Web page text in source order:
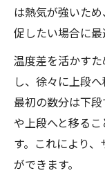
は熱気が強いた
促したい場合に最
温度差を活かす
し、徐々に上段
最初の数分は下
や上段へと移る
す。これにより
ができます。